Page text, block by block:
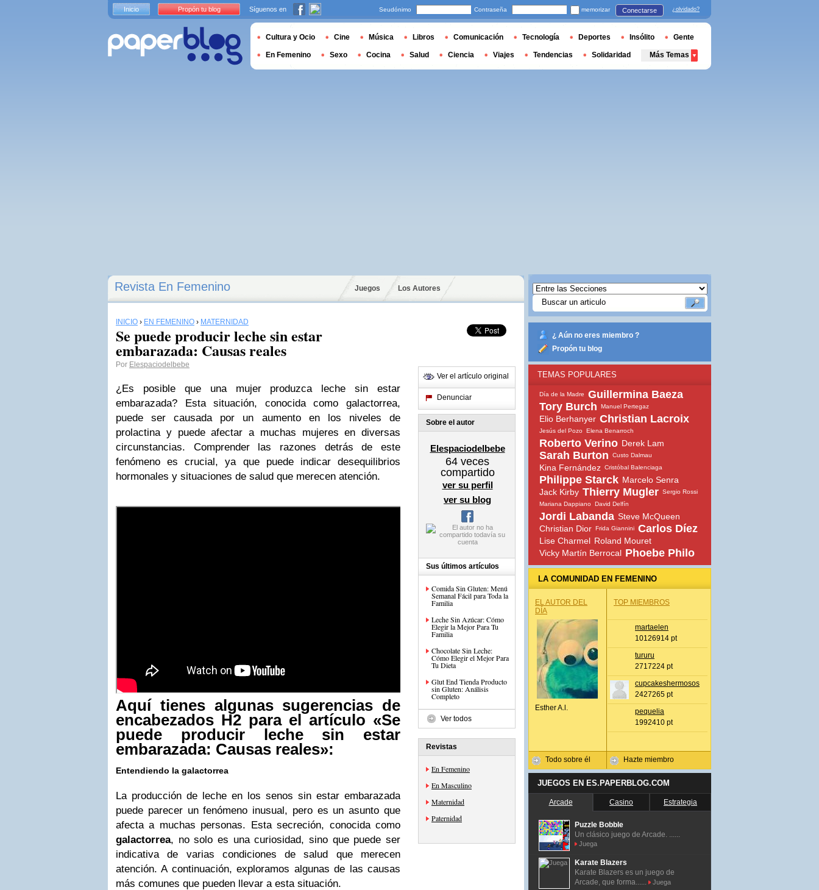
Revista En Femenino Juegos Los Autores
INICIO › EN FEMENINO › MATERNIDAD
Se puede producir leche sin estar
embarazada: Causas reales
Por Elespaciodelbebe
¿Es posible que una mujer produzca leche sin estar
embarazada? Esta situación, conocida como galactorrea,
puede ser causada por un aumento en los niveles de
prolactina y puede afectar a muchas mujeres en diversas
circunstancias. Comprender las razones detrás de este
fenómeno es crucial, ya que puede indicar desequilibrios
hormonales y situaciones de salud que merecen atención.
Aquí tienes algunas sugerencias de
encabezados H2 para el artículo «Se
puede producir leche sin estar
embarazada: Causas reales»:
Entendiendo la galactorrea
La producción de leche en los senos sin estar embarazada
puede parecer un fenómeno inusual, pero es un asunto que
afecta a muchas personas. Esta secreción, conocida como
galactorrea, no solo es una curiosidad, sino que puede ser
indicativa de varias condiciones de salud que merecen
atención. A continuación, exploramos algunas de las causas
más comunes que pueden llevar a esta situación.
Ver el artículo original
Denunciar
Sobre el autor
Elespaciodelbebe
64 veces
compartido
ver su perfil
ver su blog
Sus últimos artículos
Comida Sin Gluten: Menú
Semanal Fácil para Toda la
Familia
Leche Sin Azúcar: Cómo
Elegir la Mejor Para Tu
Familia
Chocolate Sin Leche:
Cómo Elegir el Mejor Para
Tu Dieta
Glut End Tienda Producto
sin Gluten: Análisis
Completo
Ver todos
Revistas
En Femenino
En Masculino
Maternidad
Paternidad
¿ Aún no eres miembro ?
Propón tu blog
TEMAS POPULARES
Día de la Madre
Guillermina Baeza
Tory Burch
Manuel Pertegaz
Elio Berhanyer Christian Lacroix
Jesús del Pozo Elena Benarroch
Roberto Verino Derek Lam
Sarah Burton Custo Dalmau
Kina Fernández Cristóbal Balenciaga
Philippe Starck Marcelo Senra
Jack Kirby Thierry Mugler Sergio Rossi
Mariana Dappiano
David Delfín
Jordi Labanda Steve McQueen
Christian Dior Frida Giannini Carlos Díez
Lise Charmel Roland Mouret
Vicky Martín Berrocal Phoebe Philo
LA COMUNIDAD EN FEMENINO
EL AUTOR DEL
DÍA
Esther A.l.
Todo sobre él
TOP MIEMBROS
martaelen
10126914 pt
tururu
2717224 pt
cupcakeshermosos
2427265 pt
pequelia
1992410 pt
Hazte miembro
JUEGOS EN ES.PAPERBLOG.COM
Arcade Casino Estrategia
Puzzle Bobble
Un clásico juego de Arcade. ......
Juega
Karate Blazers
Karate Blazers es un juego de
Arcade, que forma......
Juega
Inicio Propón tu blog Síguenos en Seudónimo Contraseña memorizar Conectarse ¿olvidado?
Cultura y Ocio Cine Música Libros Comunicación Tecnología Deportes Insólito Gente
En Femenino Sexo Cocina Salud Ciencia Viajes Tendencias Solidaridad Más Temas